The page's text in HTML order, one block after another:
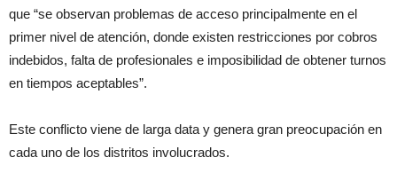
que “se observan problemas de acceso principalmente en el
primer nivel de atención, donde existen restricciones por cobros
indebidos, falta de profesionales e imposibilidad de obtener turnos
en tiempos aceptables”.
Este conflicto viene de larga data y genera gran preocupación en
cada uno de los distritos involucrados.